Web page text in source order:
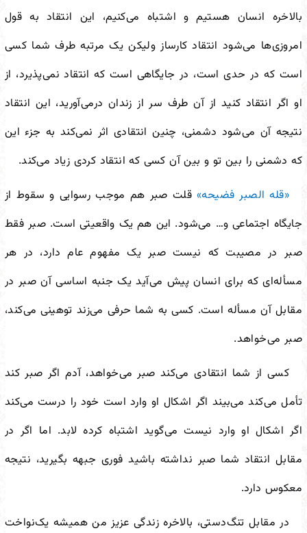
بالاخره انسان هستیم و اشتباه می‌کنیم، این انتقاد به قول
امروزی‌ها می‌شود انتقاد کارساز ولیکن یک مرتبه طرف شما کسی
است که در حدی است، در جایگاهی است که انتقاد نمی‌پذیرد، از
او اگر انتقاد کنید از آن طرف سر از زندان درمی‌آورید، این انتقاد
نتیجه آن می‌شود دشمنی، چنین انتقادی اثر نمی‌کند به جزء این
که دشمنی را بین تو و بین آن کسی که انتقاد کردی زیاد می‌کند.
«قله الصبر فضیحه»قلت صبر هم موجب رسوایی و سقوط از
جایگاه اجتماعی و… می‌شود. این هم یک واقعیتی است. صبر فقط
صبر در مصیبت که نیست صبر یک مفهوم عام دارد، در هر
مسأله‌ای که برای انسان پیش می‌آید یک جنبه اساسی آن صبر در
مقابل آن مسأله است. کسی به شما حرفی می‌زند توهینی می‌کند،
صبر می‌خواهد.
کسی از شما انتقادی می‌کند صبر می‌خواهد، آدم اگر صبر کند
تأمل می‌کند می‌بیند اگر اشکال او وارد است خود را درست می‌کند
اگر اشکال او وارد نیست می‌گوید اشتباه کرده لابد. اما اگر در
مقابل انتقاد شما صبر نداشته باشید فوری جبهه بگیرید، نتیجه
معکوس دارد.
در مقابل تنگ‌دستی، بالاخره زندگی عزیز من همیشه یکنواخت